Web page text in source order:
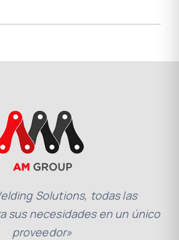
Solutions, todas las
sus necesidades en un único
proveedor»